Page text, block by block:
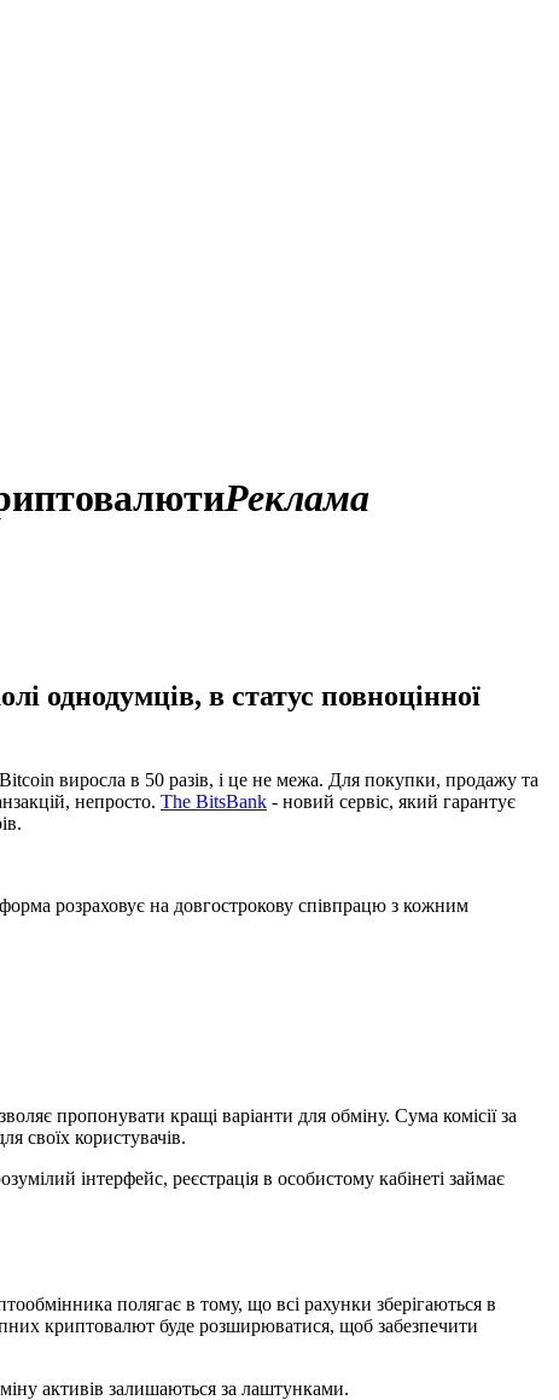
Реклама
однодумців, в статус повноцінної
виросла в 50 разів, і це не межа. Для покупки, продажу та
непросто. The BitsBank - новий сервіс, який гарантує
розраховує на довгострокову співпрацю з кожним
пропонувати кращі варіанти для обміну. Сума комісії за
своїх користувачів.
інтерфейс, реєстрація в особистому кабінеті займає
полягає в тому, що всі рахунки зберігаються в
криптовалют буде розширюватися, щоб забезпечити
активів залишаються за лаштунками.